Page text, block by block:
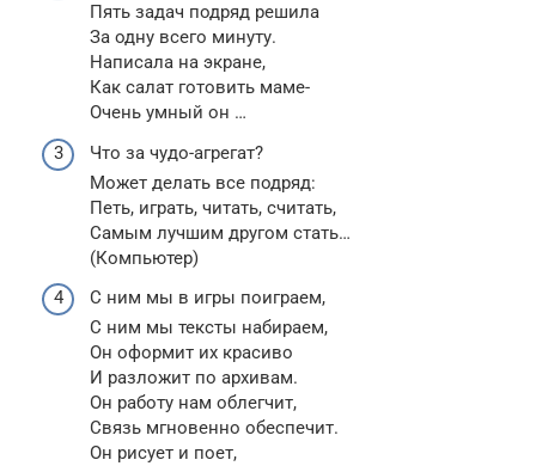
Пять задач подряд решила
За одну всего минуту.
Написала на экране,
Как салат готовить маме-
Очень умный он …
Что за чудо-агрегат?
Может делать все подряд:
Петь, играть, читать, считать,
Самым лучшим другом стать…
(Компьютер)
С ним мы в игры поиграем,
С ним мы тексты набираем,
Он оформит их красиво
И разложит по архивам.
Он работу нам облегчит,
Связь мгновенно обеспечит.
Он рисует и поет,